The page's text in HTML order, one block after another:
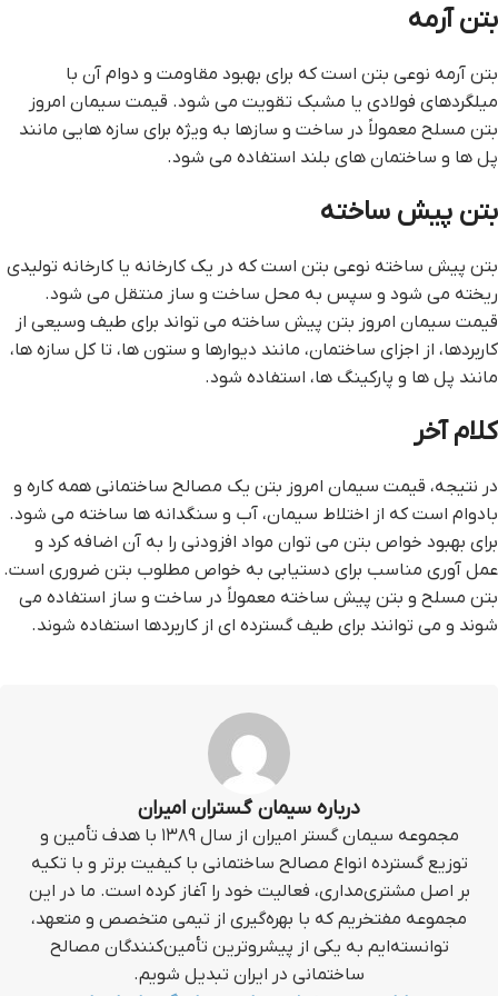
بتن آرمه
بتن آرمه نوعی بتن است که برای بهبود مقاومت و دوام آن با
میلگردهای فولادی یا مشبک تقویت می شود. قیمت سیمان امروز
بتن مسلح معمولاً در ساخت و سازها به ویژه برای سازه هایی مانند
پل ها و ساختمان های بلند استفاده می شود.
بتن پیش ساخته
بتن پیش ساخته نوعی بتن است که در یک کارخانه یا کارخانه تولیدی
ریخته می شود و سپس به محل ساخت و ساز منتقل می شود.
قیمت سیمان امروز بتن پیش ساخته می تواند برای طیف وسیعی از
کاربردها، از اجزای ساختمان، مانند دیوارها و ستون ها، تا کل سازه ها،
مانند پل ها و پارکینگ ها، استفاده شود.
کلام آخر
در نتیجه، قیمت سیمان امروز بتن یک مصالح ساختمانی همه کاره و
بادوام است که از اختلاط سیمان، آب و سنگدانه ها ساخته می شود.
برای بهبود خواص بتن می توان مواد افزودنی را به آن اضافه کرد و
عمل آوری مناسب برای دستیابی به خواص مطلوب بتن ضروری است.
بتن مسلح و بتن پیش ساخته معمولاً در ساخت و ساز استفاده می
شوند و می توانند برای طیف گسترده ای از کاربردها استفاده شوند.
درباره سیمان گستران امیران
مجموعه سیمان گستر امیران از سال ۱۳۸۹ با هدف تأمین و
توزیع گسترده انواع مصالح ساختمانی با کیفیت برتر و با تکیه
بر اصل مشتری‌مداری، فعالیت خود را آغاز کرده است. ما در این
مجموعه مفتخریم که با بهره‌گیری از تیمی متخصص و متعهد،
توانسته‌ایم به یکی از پیشروترین تأمین‌کنندگان مصالح
ساختمانی در ایران تبدیل شویم.